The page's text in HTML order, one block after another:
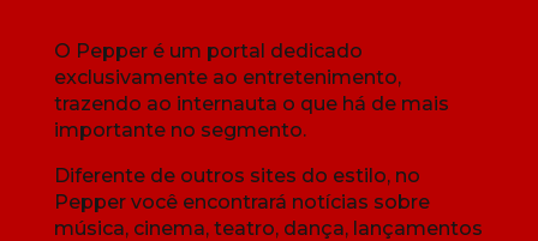
O Pepper é um portal dedicado
exclusivamente ao entretenimento,
trazendo ao internauta o que há de mais
importante no segmento.
Diferente de outros sites do estilo, no
Pepper você encontrará notícias sobre
música, cinema, teatro, dança, lançamentos